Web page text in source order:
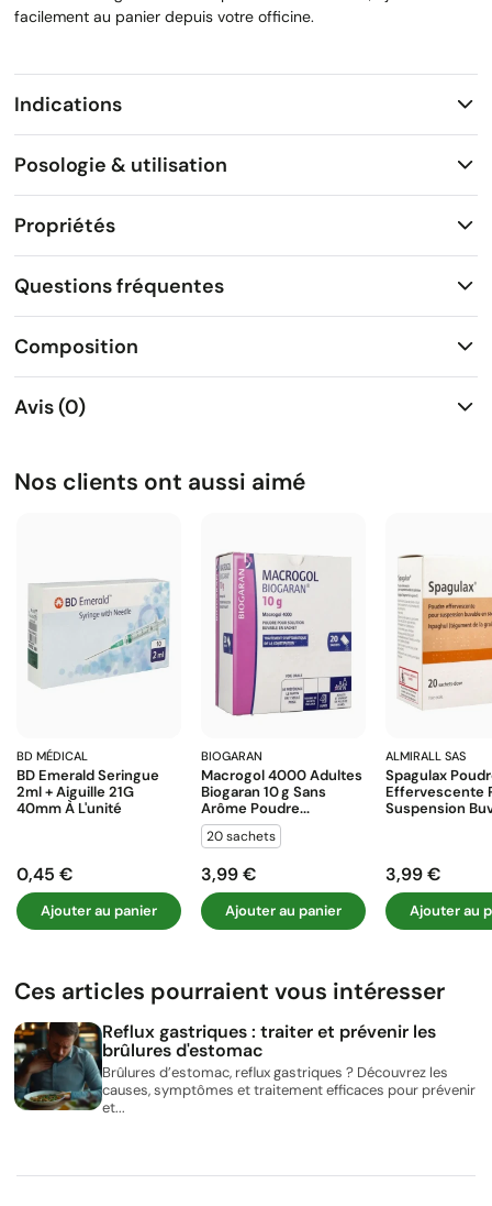
facilement au panier depuis votre officine.
Indications
Posologie & utilisation
Propriétés
Questions fréquentes
Composition
Avis (0)
Nos clients ont aussi aimé
BD MÉDICAL
BD Emerald Seringue
2ml + Aiguille 21G
40mm À L'unité
Prix
0,45 €
Ajouter au panier
BIOGARAN
Macrogol 4000 Adultes
Biogaran 10 G Sans
Arôme Poudre...
20 sachets
Prix
3,99 €
Ajouter au panier
ALMIRALL SAS
Spagulax
Effervescente
Suspension
Prix
3,99 €
Ajouter au
Ces articles pourraient vous intéresser
Reflux gastriques : traiter et prévenir les
brûlures d'estomac
Brûlures d’estomac, reflux gastriques ? Découvrez les
causes, symptômes et traitement efficaces pour prévenir
et...